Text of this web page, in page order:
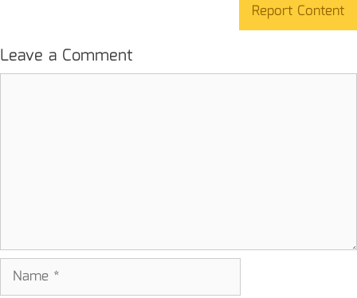
Report Content
Leave a Comment
Name